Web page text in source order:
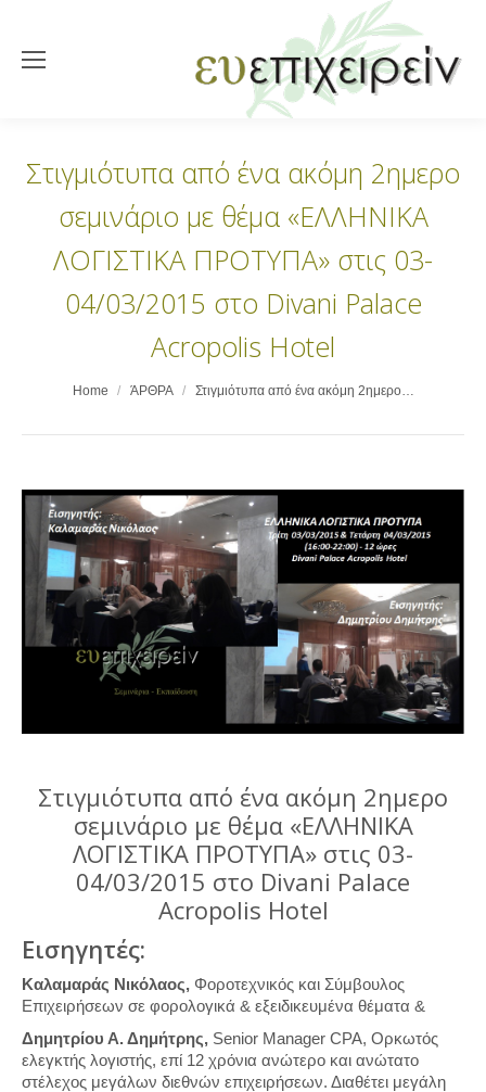
Στιγμιότυπα από ένα ακόμη 2ημερο
σεμινάριο με θέμα «ΕΛΛΗΝΙΚΑ
ΛΟΓΙΣΤΙΚΑ ΠΡΟΤΥΠΑ» στις 03-
04/03/2015 στο Divani Palace
Acropolis Hotel
You are here:
Home ΆΡΘΡΑ Στιγμιότυπα από ένα ακόμη 2ημερο…
Στιγμιότυπα από ένα ακόμη 2ημερο
σεμινάριο με θέμα «ΕΛΛΗΝΙΚΑ
ΛΟΓΙΣΤΙΚΑ ΠΡΟΤΥΠΑ» στις 03-
04/03/2015 στο Divani Palace
Acropolis Hotel
Εισηγητές:
Καλαμαράς Νικόλαος, Φοροτεχνικός και Σύμβουλος
Επιχειρήσεων σε φορολογικά & εξειδικευμένα θέματα &
Δημητρίου Α. Δημήτρης, Senior Manager CPA, Ορκωτός
ελεγκτής λογιστής, επί 12 χρόνια ανώτερο και ανώτατο
στέλεχος μεγάλων διεθνών επιχειρήσεων. Διαθέτει μεγάλη